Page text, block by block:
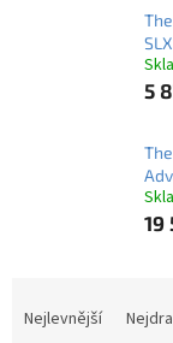
5
19
Nejlevnější